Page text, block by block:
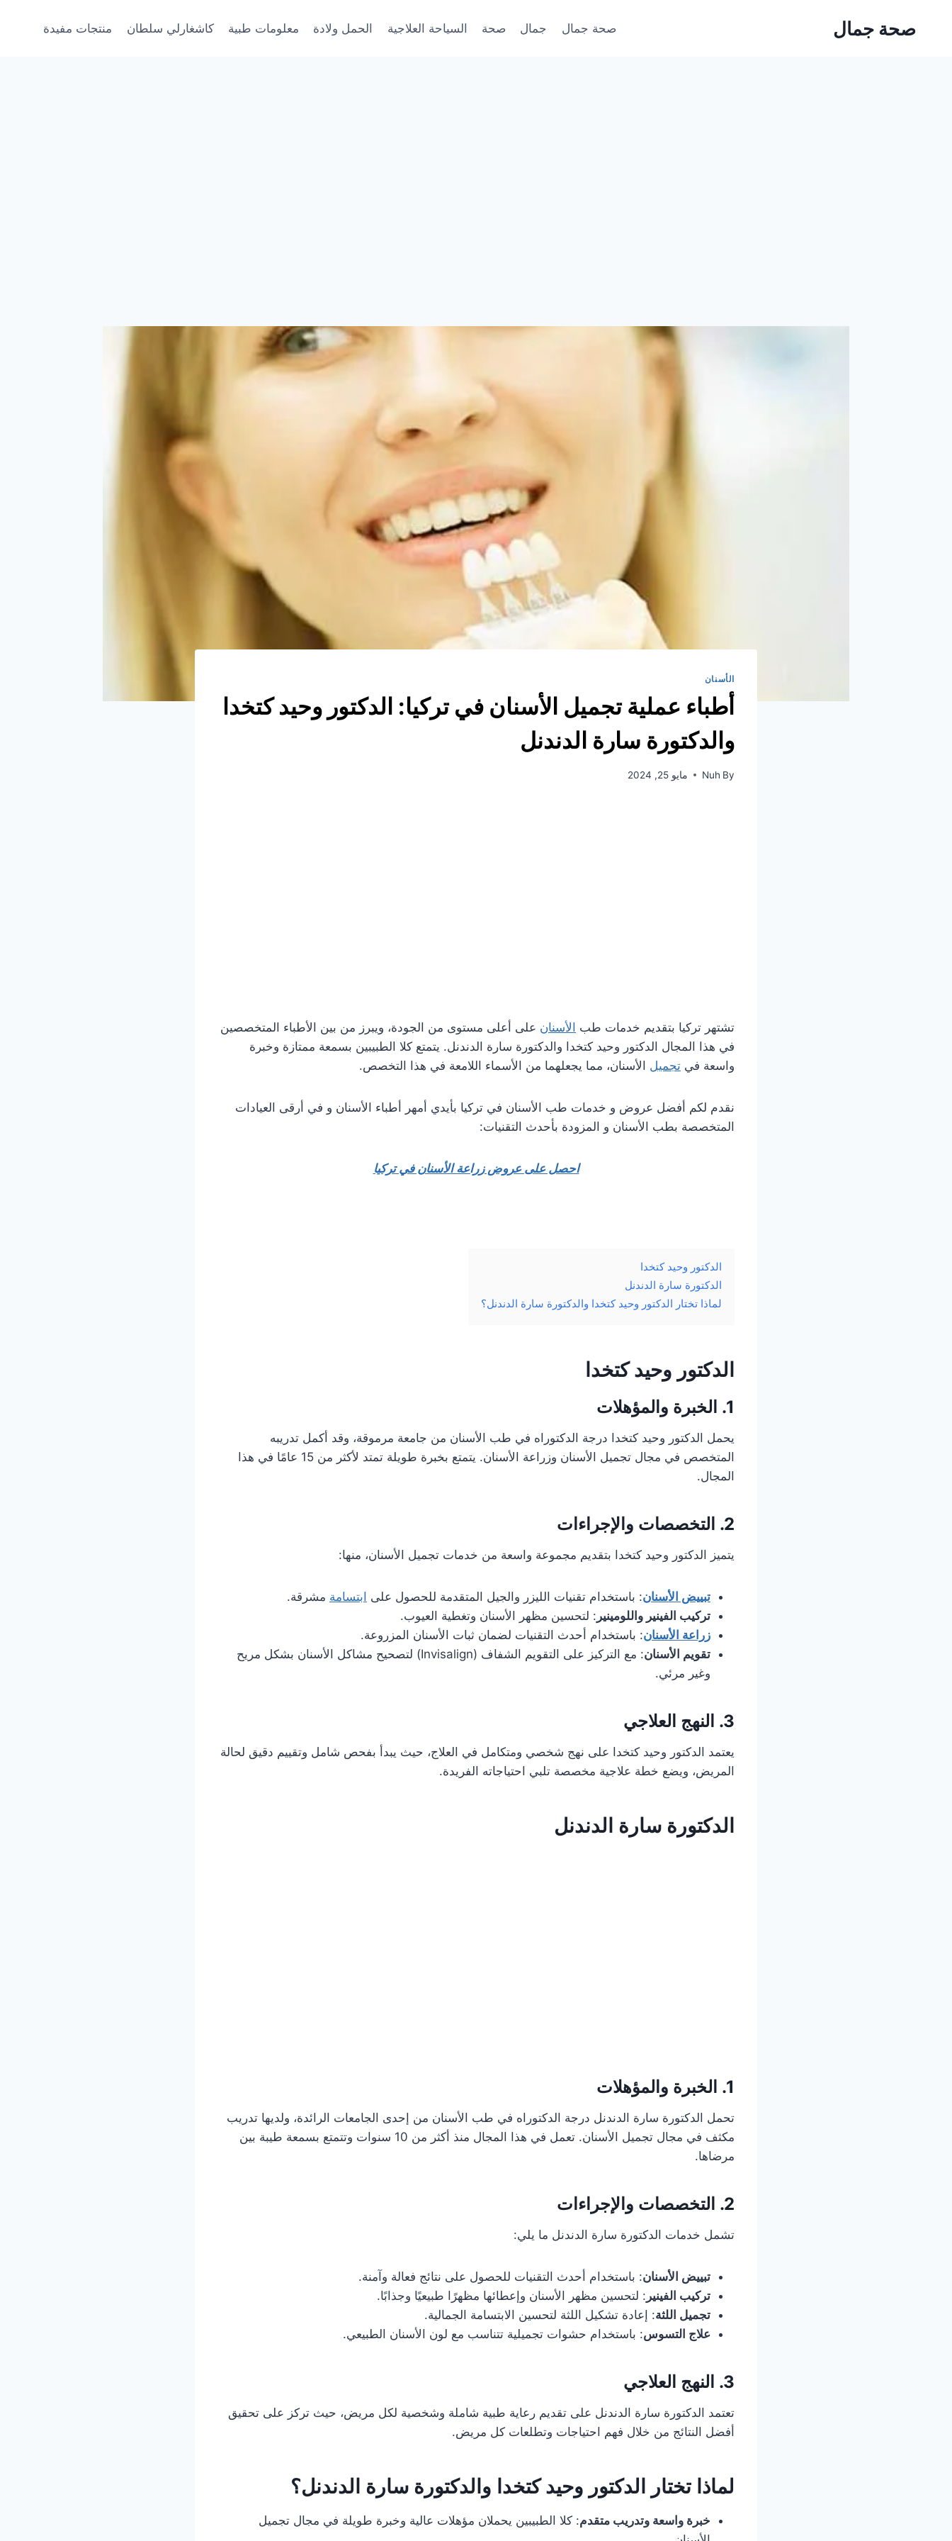
صحة جمال صحة جمال جمال صحة السياحة العلاجية الحمل ولادة معلومات طبية كاشغارلي سلطان منتجات مفيدة
الأسنان
أطباء عملية تجميل الأسنان في تركيا: الدكتور وحيد كتخدا
والدكتورة سارة الدندنل
By
Nuh مايو 25, 2024
تشتهر تركيا بتقديم خدمات طب الأسنان على أعلى مستوى من الجودة، ويبرز من بين الأطباء المتخصصين
في هذا المجال الدكتور وحيد كتخدا والدكتورة سارة الدندنل. يتمتع كلا الطبيبين بسمعة ممتازة وخبرة
واسعة في تجميل الأسنان، مما يجعلهما من الأسماء اللامعة في هذا التخصص.
نقدم لكم أفضل عروض و خدمات طب الأسنان في تركيا بأيدي أمهر أطباء الأسنان و في أرقى العيادات
المتخصصة بطب الأسنان و المزودة بأحدث التقنيات:
احصل على عروض زراعة الأسنان في تركيا
الدكتور وحيد كتخدا
الدكتورة سارة الدندنل
لماذا تختار الدكتور وحيد كتخدا والدكتورة سارة الدندنل؟
الدكتور وحيد كتخدا
1. الخبرة والمؤهلات
يحمل الدكتور وحيد كتخدا درجة الدكتوراه في طب الأسنان من جامعة مرموقة، وقد أكمل تدريبه
المتخصص في مجال تجميل الأسنان وزراعة الأسنان. يتمتع بخبرة طويلة تمتد لأكثر من 15 عامًا في هذا
المجال.
2. التخصصات والإجراءات
يتميز الدكتور وحيد كتخدا بتقديم مجموعة واسعة من خدمات تجميل الأسنان، منها:
تبييض الأسنان: باستخدام تقنيات الليزر والجيل المتقدمة للحصول على ابتسامة مشرقة.
تركيب الفينير واللومينير : لتحسين مظهر الأسنان وتغطية العيوب.
زراعة الأسنان: باستخدام أحدث التقنيات لضمان ثبات الأسنان المزروعة.
تقويم الأسنان
: مع التركيز على التقويم الشفاف (Invisalign) لتصحيح مشاكل الأسنان بشكل مريح
وغير مرئي.
3. النهج العلاجي
يعتمد الدكتور وحيد كتخدا على نهج شخصي ومتكامل في العلاج، حيث يبدأ بفحص شامل وتقييم دقيق لحالة
المريض، ويضع خطة علاجية مخصصة تلبي احتياجاته الفريدة.
الدكتورة سارة الدندنل
1. الخبرة والمؤهلات
تحمل الدكتورة سارة الدندنل درجة الدكتوراه في طب الأسنان من إحدى الجامعات الرائدة، ولديها تدريب
مكثف في مجال تجميل الأسنان. تعمل في هذا المجال منذ أكثر من 10 سنوات وتتمتع بسمعة طيبة بين
مرضاها.
2. التخصصات والإجراءات
تشمل خدمات الدكتورة سارة الدندنل ما يلي:
تبييض الأسنان: باستخدام أحدث التقنيات للحصول على نتائج فعالة وآمنة.
تركيب الفينير : لتحسين مظهر الأسنان وإعطائها مظهرًا طبيعيًا وجذابًا.
تجميل اللثة: إعادة تشكيل اللثة لتحسين الابتسامة الجمالية.
علاج التسوس: باستخدام حشوات تجميلية تتناسب مع لون الأسنان الطبيعي.
3. النهج العلاجي
تعتمد الدكتورة سارة الدندنل على تقديم رعاية طبية شاملة وشخصية لكل مريض، حيث تركز على تحقيق
أفضل النتائج من خلال فهم احتياجات وتطلعات كل مريض.
لماذا تختار الدكتور وحيد كتخدا والدكتورة سارة الدندنل؟
خبرة واسعة وتدريب متقدم: كلا الطبيبين يحملان مؤهلات عالية وخبرة طويلة في مجال تجميل